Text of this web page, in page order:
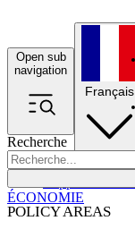
Open sub
navigation
Recherche
POLICY AREAS
Français
ÉCONOMIE